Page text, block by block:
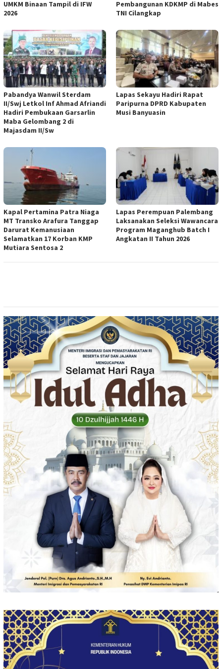
UMKM Binaan Tampil di IFW
2026
Pembangunan KDKMP di Mabes
TNI Cilangkap
Pabandya Wanwil Sterdam
II/Swj Letkol Inf Ahmad Afriandi
Hadiri Pembukaan Garsarlin
Maba Gelombang 2 di
Majasdam II/Sw
Lapas Sekayu Hadiri Rapat
Paripurna DPRD Kabupaten
Musi Banyuasin
Kapal Pertamina Patra Niaga
MT Transko Arafura Tanggap
Darurat Kemanusiaan
Selamatkan 17 Korban KMP
Mutiara Sentosa 2
Lapas Perempuan Palembang
Laksanakan Seleksi Wawancara
Program Maganghub Batch I
Angkatan II Tahun 2026